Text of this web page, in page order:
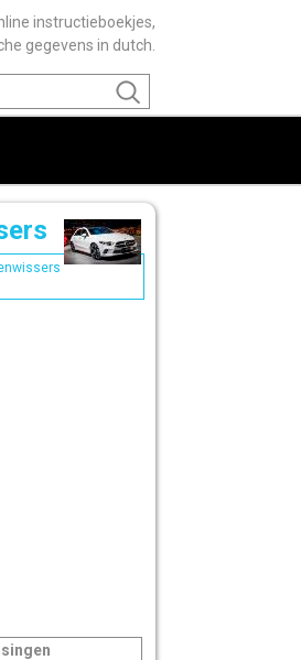
instructieboekjes,
gegevens in dutch.